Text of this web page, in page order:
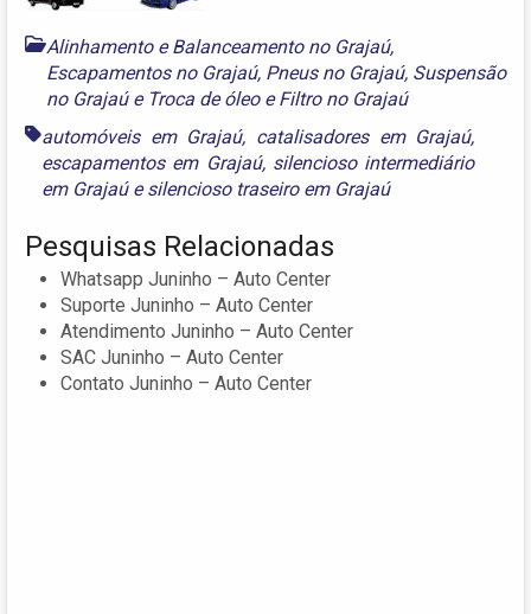
Alinhamento e Balanceamento no Grajaú,
Escapamentos no Grajaú, Pneus no Grajaú, Suspensão
no Grajaúe Troca de óleo e Filtro no Grajaú
automóveis em Grajaú, catalisadores em Grajaú,
escapamentos em Grajaú, silencioso intermediário
em Grajaúesilencioso traseiro em Grajaú
Pesquisas Relacionadas
Whatsapp Juninho – Auto Center
Suporte Juninho – Auto Center
Atendimento Juninho – Auto Center
SAC Juninho – Auto Center
Contato Juninho – Auto Center